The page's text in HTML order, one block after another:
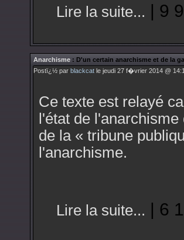
Lire la suite... | 9
Anarchisme : D'un certain anarchisme et de la
Postï¿½ par blackcat le jeudi 27 f�vrier 2014 @
Ce texte est relayé
l'état de
de la « tribune
l'anarchisme.
Lire la suite... | 6